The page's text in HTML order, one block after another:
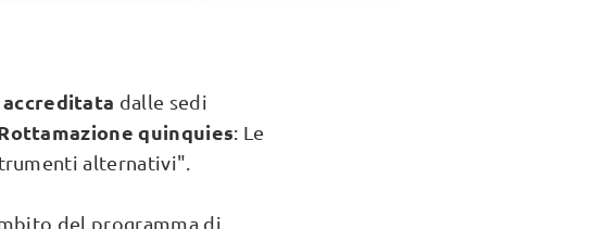
dalle sedi
quinquies: Le
alternativi".
del programma di